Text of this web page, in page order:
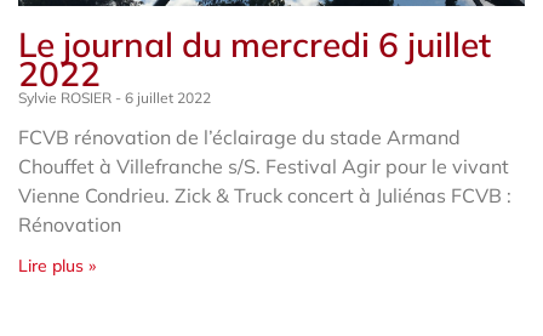
Le journal du mercredi 6 juillet
2022
Sylvie ROSIER 6 juillet 2022
FCVB rénovation de l’éclairage du stade Armand
Chouffet à Villefranche s/S. Festival Agir pour le vivant
Vienne Condrieu. Zick & Truck concert à Juliénas FCVB :
Rénovation
Lire plus »